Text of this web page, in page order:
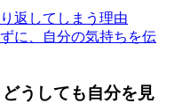
返してしまう理由
に、自分の気持ちを伝
うしても自分を見